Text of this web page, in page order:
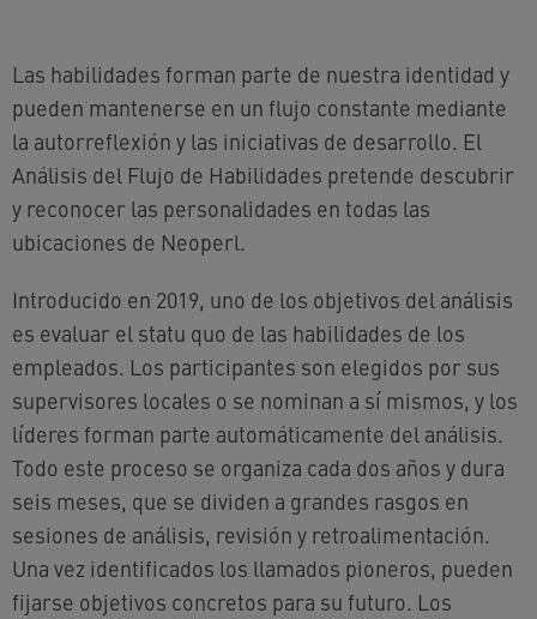
Las habilidades forman parte de nuestra identidad y
pueden mantenerse en un flujo constante mediante
la autorreflexión y las iniciativas de desarrollo. El
Análisis del Flujo de Habilidades pretende descubrir
y reconocer las personalidades en todas las
ubicaciones de Neoperl.
Introducido en 2019, uno de los objetivos del análisis
es evaluar el statu quo de las habilidades de los
empleados. Los participantes son elegidos por sus
supervisores locales o se nominan a sí mismos, y los
líderes forman parte automáticamente del análisis.
Todo este proceso se organiza cada dos años y dura
seis meses, que se dividen a grandes rasgos en
sesiones de análisis, revisión y retroalimentación.
Una vez identificados los llamados pioneros, pueden
fijarse objetivos concretos para su futuro. Los